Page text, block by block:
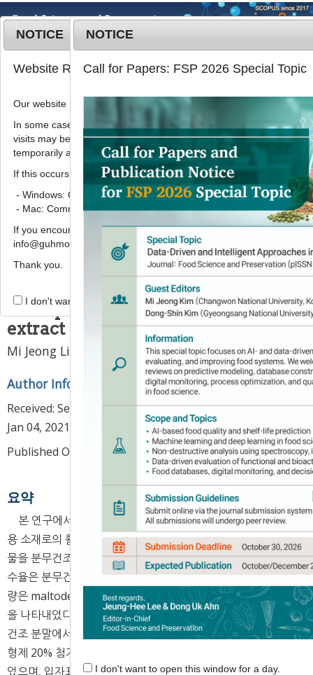
T
o
g
l
e
v
i
g
t
o
MENU
Korean J. Food Preserv. 2021
28( 2):218-230
pISSN: 1738-7248, eISSN: 2287-7428
DOI:https://doi.org/10.11002/kjfp.2021.28.2.218
Article
홍화 추출물을 이용한 분무건조 분말의
물리화학적 품질 특성 및 항산화 활성
임미정1 ,홍주헌
Physicochemical properties and
antioxidant activities of spray-
dried powder from safflower
extract
Mi Jeong Lim Joo-Heon Hong1,*
Author Information & Copyright▼
Received: Sep 14, 2020; Revised:Dec 01, 2020; Accepted:
Jan 04, 2021
Published Online: Apr 30, 2021
요약
본 연구에서는 홍화의 산업적 이용 증대 및 기능성 식품 가공
용 소재로의 활용가능성을 확인하고자 홍화 80% 에탄올 추출
물을 분무건조한 다음 품질 특성 및 항산화 활성을 조사하였다.
수율은 분무건조 분말에서 68.02-87.68%로 나타났고, 수분함
량은 maltodextrin 10% 첨가구에서 3.18%로 가장 높은 함량
을 나타내었다. 색도는 L, a, b값 모두 동결건조 분말보다 분무
건조 분말에서 높게 나타났다. 분무건조 분말의 입자크기는 부
형제 20% 첨가구가 10% 첨가구보다 증가하는 경향을 나타내
었으며, 입자표면구조는 전반적으로 구형의 형태를 나타내었
NOTICE
Website Renewal Notice
Our website has recently been renewed.
In some cases, images, CSS files, or other settings saved in your
visits may be reused instead of downloading the latest files. As a
temporarily appear incorrectly or may not display properly.
If this occurs, please perform a hard refresh.
- Windows: Ctrl + F5
- Mac: Command + Shift + R
If you encounter any errors or difficulties while using the website,
info@guhmok.com.
Thank you.
I don't want to open this window for a day.
NOTICE
Call for Papers: FSP 2026 Special Topic
I don't want to open this window for a day.